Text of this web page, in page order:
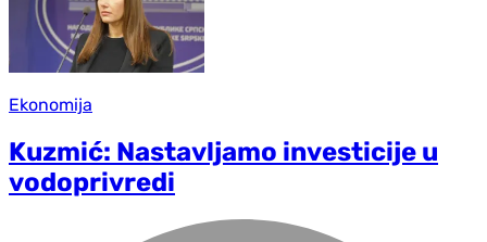
Ekonomija
Kuzmić: Nastavljamo investicije u
vodoprivredi